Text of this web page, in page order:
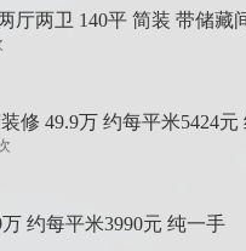
厅两卫 140平 简装 带储藏
修 49.9万 约每平米5424元
约每平米3990元 纯一手